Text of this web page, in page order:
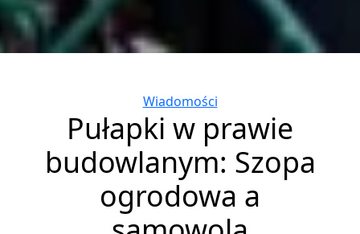
Categories
Wiadomości
Pułapki w prawie
budowlanym: Szopa
ogrodowa a